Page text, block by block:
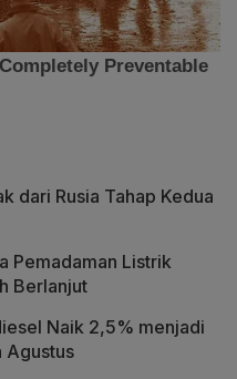
dari Rusia Tahap Kedua
Pemadaman Listrik
Berlanjut
Naik 2,5% menjadi
Agustus